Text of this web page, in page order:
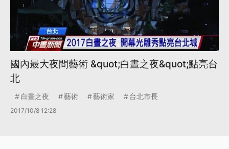
國內最大夜間藝術 &quot;白晝之夜&quot;點亮台
北
白晝之夜 藝術 藝術家 台北市長
2017/10/8 12:28